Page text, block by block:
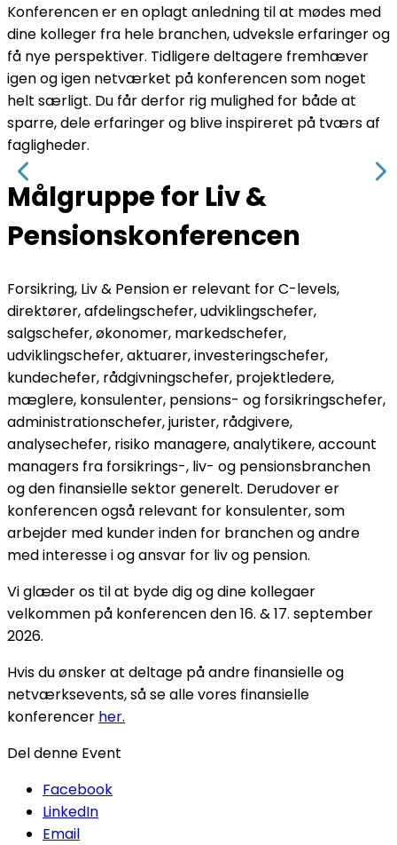
Konferencen er en oplagt anledning til at mødes med
dine kolleger fra hele branchen, udveksle erfaringer og
få nye perspektiver. Tidligere deltagere fremhæver
igen og igen netværket på konferencen som noget
helt særligt. Du får derfor rig mulighed for både at
sparre, dele erfaringer og blive inspireret på tværs af
fagligheder.
Målgruppe for Liv &
Pensionskonferencen
Forsikring, Liv & Pension er relevant for C-levels,
direktører, afdelingschefer, udviklingschefer,
salgschefer, økonomer, markedschefer,
udviklingschefer, aktuarer, investeringschefer,
kundechefer, rådgivningschefer, projektledere,
mæglere, konsulenter, pensions- og forsikringschefer,
administrationschefer, jurister, rådgivere,
analysechefer, risiko managere, analytikere, account
managers fra forsikrings-, liv- og pensionsbranchen
og den finansielle sektor generelt. Derudover er
konferencen også relevant for konsulenter, som
arbejder med kunder inden for branchen og andre
med interesse i og ansvar for liv og pension.
Vi glæder os til at byde dig og dine kollegaer
velkommen på konferencen den 16. & 17. september
2026.
Hvis du ønsker at deltage på andre finansielle og
netværksevents, så se alle vores finansielle
konferencer her.
Del denne Event
Facebook
LinkedIn
Email